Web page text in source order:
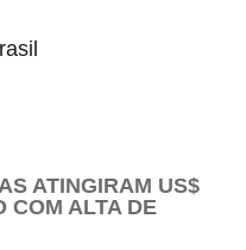
ATINGIRAM US$
COM ALTA DE